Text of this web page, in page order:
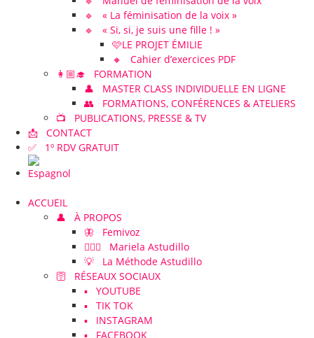
🔹 « La féminisation de la voix »
🔹 « Si, si, je suis une fille ! »
🩷LE PROJET ÉMILIE
🔸 Cahier d’exercices PDF
👩🏼‍🎓 FORMATION
👤 MASTER CLASS INDIVIDUELLE EN LIGNE
👥 FORMATIONS, CONFÉRENCES & ATELIERS
📺 PUBLICATIONS, PRESSE & TV
📩 CONTACT
✅ 1º RDV GRATUIT
ACCUEIL
👤 À PROPOS
🦋 Femivoz
👱🏻‍♀️ Mariela Astudillo
💡 La Méthode Astudillo
🛜 RÉSEAUX SOCIAUX
▪️ YOUTUBE
▪️ TIK TOK
▪️ INSTAGRAM
▪️ FACEBOOK